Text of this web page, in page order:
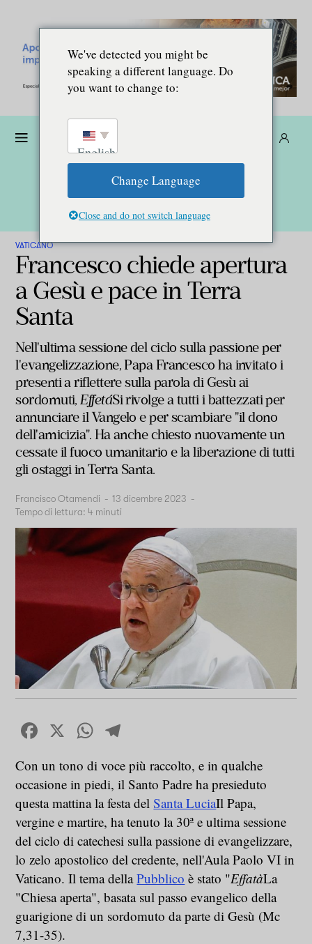
VATICANO
Francesco chiede apertura
a Gesù e pace in Terra
Santa
Nell'ultima sessione del ciclo sulla passione per
l'evangelizzazione, Papa Francesco ha invitato i
presenti a riflettere sulla parola di Gesù ai
sordomuti,EffetáSi rivolge a tutti i battezzati per
annunciare il Vangelo e per scambiare "il dono
dell'amicizia". Ha anche chiesto nuovamente un
cessate il fuoco umanitario e la liberazione di tutti
gli ostaggi in Terra Santa.
Francisco Otamendi - 13 dicembre 2023 -
Tempo di lettura: 4 minuti
Facebook
X WhatsApp
Con un tono di voce più raccolto, e in qualche
occasione in piedi, il Santo Padre ha presieduto
questa mattina la festa delSanta LuciaIl Papa,
vergine e martire, ha tenuto la 30ª e ultima sessione
del ciclo di catechesi sulla passione di evangelizzare,
lo zelo apostolico del credente, nell'Aula Paolo VI in
Vaticano. Il tema dellaPubblico è stato "EffatàLa
"Chiesa aperta", basata sul passo evangelico della
guarigione di un sordomuto da parte di Gesù (Mc
7,31-35).
We've detected you might be
speaking a different language. Do
you want to change to:
English
Change Language
Close and do not switch language